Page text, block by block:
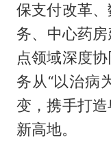
保支付改革
务、中心药
点领域深度
务从“以治病
变，携手打
新高地。